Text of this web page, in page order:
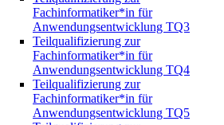
Fachinformatiker*in für
Anwendungsentwicklung TQ3
Teilqualifizierung zur
Fachinformatiker*in für
Anwendungsentwicklung TQ4
Teilqualifizierung zur
Fachinformatiker*in für
Anwendungsentwicklung TQ5